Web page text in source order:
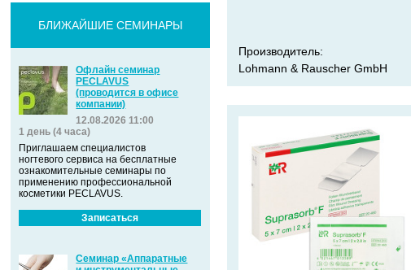
БЛИЖАЙШИЕ СЕМИНАРЫ
Офлайн семинар
PECLAVUS
(проводится в офисе
компании)
12.08.2026 11:00
1 день (4 часа)
Приглашаем специалистов
ногтевого сервиса на бесплатные
ознакомительные семинары по
применению профессиональной
косметики PECLAVUS.
Записаться
Семинар «Аппаратные
Производитель:
Lohmann & Rauscher GmbH